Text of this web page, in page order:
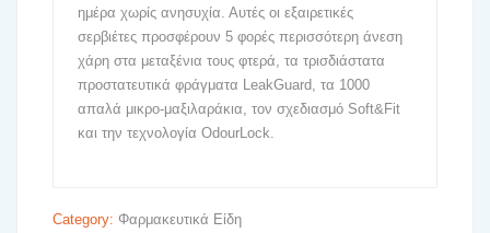
ημέρα χωρίς ανησυχία. Αυτές οι εξαιρετικές
σερβιέτες προσφέρουν 5 φορές περισσότερη άνεση
χάρη στα μεταξένια τους φτερά, τα τρισδιάστατα
προστατευτικά φράγματα LeakGuard, τα 1000
απαλά μικρο-μαξιλαράκια, τον σχεδιασμό Soft&Fit
και την τεχνολογία OdourLock.
Category: Φαρμακευτικά Είδη